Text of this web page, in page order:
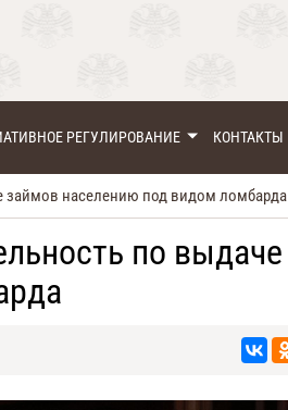
РЕГУЛИРОВАНИЕ КОНТАКТЫ
займов населению под видом ломбарда
по выдаче